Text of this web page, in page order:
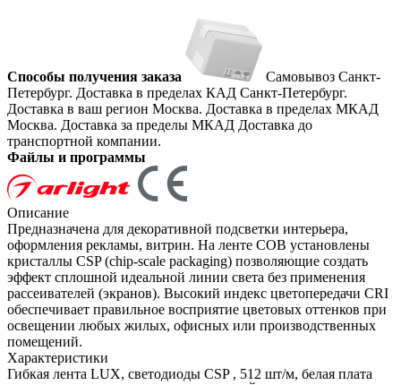
Способы получения заказа Самовывоз Санкт-
Петербург. Доставка в пределах КАД Санкт-Петербург.
Доставка в ваш регион Москва. Доставка в пределах МКАД
Москва. Доставка за пределы МКАД Доставка до
транспортной компании.
Файлы и программы
Описание
Предназначена для декоративной подсветки интерьера,
оформления рекламы, витрин. На ленте COB установлены
кристаллы CSP (chip-scale packaging) позволяющие создать
эффект сплошной идеальной линии света без применения
рассеивателей (экранов). Высокий индекс цветопередачи CRI
обеспечивает правильное восприятие цветовых оттенков при
освещении любых жилых, офисных или производственных
помещений.
Характеристики
Гибкая лента LUX, светодиоды CSP , 512 шт/м, белая плата